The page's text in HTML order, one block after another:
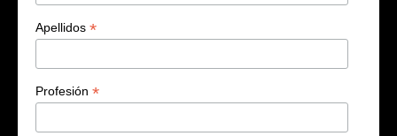
Apellidos *
Profesión *